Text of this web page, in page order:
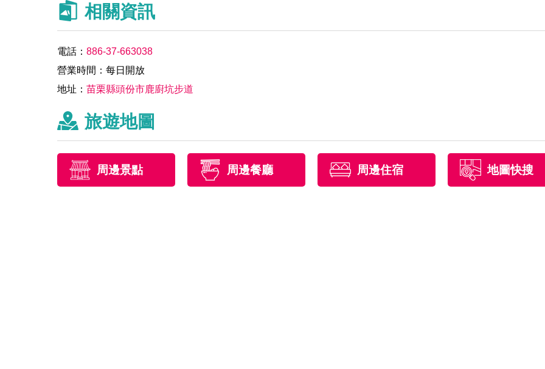
相關資訊
電話：886-37-663038
營業時間：每日開放
地址：苗栗縣頭份市鹿廚坑步道
旅遊地圖
周邊景點 周邊餐廳 周邊住宿 地圖快搜